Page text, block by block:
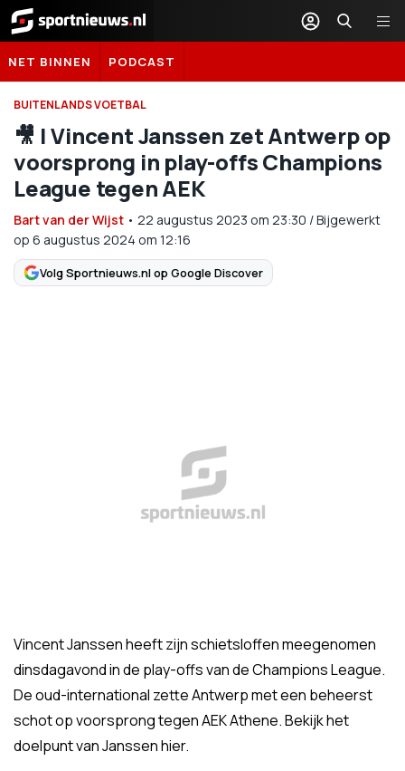
Sportnieuws.nl
NET BINNEN PODCAST
BUITENLANDS VOETBAL
🎥 | Vincent Janssen zet Antwerp op
voorsprong in play-offs Champions
League tegen AEK
Bart van der Wijst • 22 augustus 2023 om 23:30 /Bijgewerkt
op 6 augustus 2024 om 12:16
Volg Sportnieuws.nl op Google Discover
Vincent Janssen heeft zijn schietsloffen meegenomen
dinsdagavond in de play-offs van de Champions League.
De oud-international zette Antwerp met een beheerst
schot op voorsprong tegen AEK Athene. Bekijk het
doelpunt van Janssen hier.